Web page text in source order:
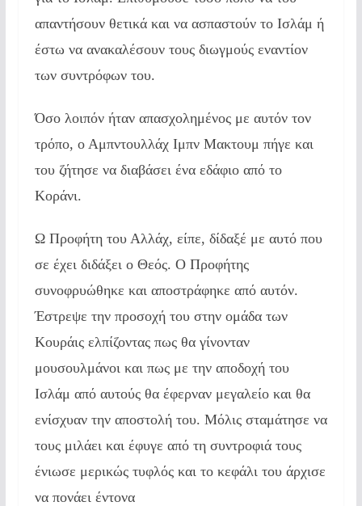
απαντήσουν θετικά και να ασπαστούν το Ισλάμ ή
έστω να ανακαλέσουν τους διωγμούς εναντίον
των συντρόφων του.
Όσο λοιπόν ήταν απασχολημένος με αυτόν τον
τρόπο, ο Αμπντουλλάχ Ιμπν Μακτουμ πήγε και
του ζήτησε να διαβάσει ένα εδάφιο από το
Κοράνι.
Ω Προφήτη του Αλλάχ, είπε, δίδαξέ με αυτό που
σε έχει διδάξει ο Θεός. Ο Προφήτης
συνοφρυώθηκε και αποστράφηκε από αυτόν.
Έστρεψε την προσοχή του στην ομάδα των
Κουράις ελπίζοντας πως θα γίνονταν
μουσουλμάνοι και πως με την αποδοχή του
Ισλάμ από αυτούς θα έφερναν μεγαλείο και θα
ενίσχυαν την αποστολή του. Μόλις σταμάτησε να
τους μιλάει και έφυγε από τη συντροφιά τους
ένιωσε μερικώς τυφλός και το κεφάλι του άρχισε
να πονάει έντονα